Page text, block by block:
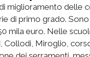
miglioramento delle
di primo grado.
mila euro. Nelle
Collodi, Miroglio,